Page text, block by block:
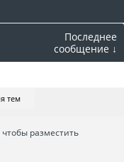
Последнее
сообщение ↓
тем
разместить